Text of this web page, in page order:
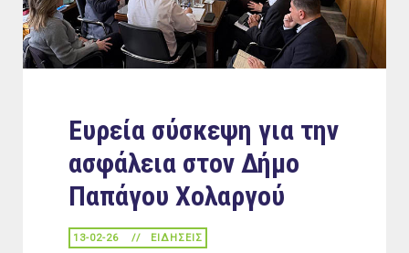
Ευρεία σύσκεψη για την
ασφάλεια στον Δήμο
Παπάγου Χολαργού
13-02-26 ΕΙΔΉΣΕΙΣ